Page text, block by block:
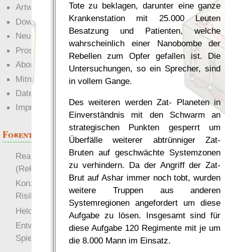
Tote zu beklagen, darunter eine ganze
Krankenstation mit 25.000 Leuten
Besatzung und Patienten, welche
wahrscheinlich einer Nanobombe der
Rebellen zum Opfer gefallen ist. Die
Untersuchungen, so ein Sprecher, sind
in vollem Gange.
Des weiteren werden Zat- Planeten in
Einverständnis mit den Schwarm an
strategischen Punkten gesperrt um
Überfälle weiterer abtrünniger Zat-
Bruten auf geschwächte Systemzonen
zu verhindern. Da der Angriff der Zat-
Brut auf Ashar immer noch tobt, wurden
weitere Truppen aus anderen
Systemregionen angefordert um diese
Aufgabe zu lösen. Insgesamt sind für
diese Aufgabe 120 Regimente mit je um
die 8.000 Mann im Einsatz.
Artwork
Downloads
Neuigkeiten
Prosa
Abonnieren
Mitmachen
Datenschutz
Impressum
Forenthemen
Realistische Kämpfe
(ReKa)
Konzept für Schwächen:
Risiko
Heldendokument
Entwicklung von
Spielwelten
more